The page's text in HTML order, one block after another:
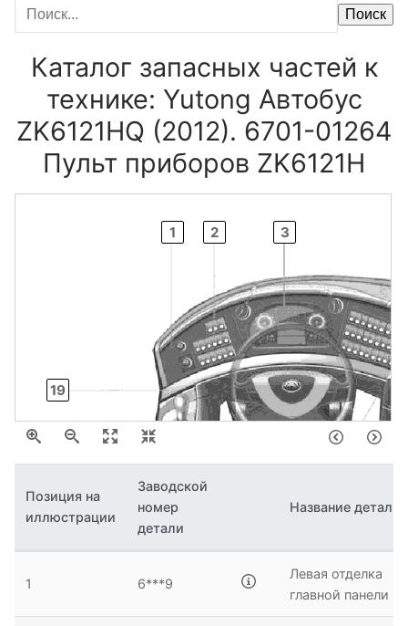
Поиск
Каталог запасных частей к
технике: Yutong Автобус
ZK6121HQ (2012). 6701-01264
Пульт приборов ZK6121H
19
18
16
1 3
2
Позиция на
иллюстрации
Заводской
номер
детали
Название детали
1 6***9
Левая отделка
главной панели